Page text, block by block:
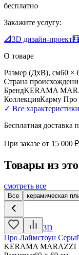
бесплатно
Закажите услугу:
📐3D дизайн-проект🧮
О товаре
Размер (ДхВ), см60 ×
Страна
БрендKERAMA
КоллекцияКарму Про
✓ Все характеристики
Бесплатная доставка
При заказе от 15 000 ₽
Товары из
смотреть все
Все керамическая
3D
Про Лаймстоун
KERAMA MARAZZI